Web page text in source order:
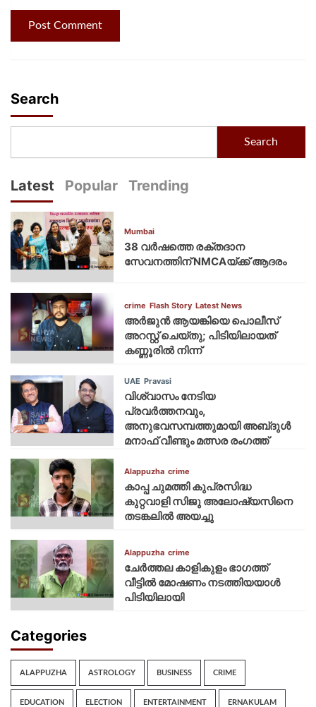
Search
Search
Latest Popular Trending
Mumbai
38 വർഷത്തെ രക്തദാന
സേവനത്തിന് NMCAയ്ക്ക് ആദരം
crime Flash Story Latest News
അർജുൻ ആയങ്കിയെ പൊലീസ്
അറസ്റ്റ് ചെയ്‌തു; പിടിയിലായത്
കണ്ണൂരിൽ നിന്ന്
UAE Pravasi
വിശ്വാസം നേടിയ
പ്രവർത്തനവും,
അനുഭവസമ്പത്തുമായി അബ്‌ദുൾ
മനാഫ് വീണ്ടും മത്സര രംഗത്ത്
Alappuzha crime
കാപ്പ ചുമത്തി കുപ്രസിദ്ധ
കുറ്റവാളി സിജു അലോഷ്യസിനെ
തടങ്കലിൽ അയച്ചു
Alappuzha crime
ചേർത്തല കാളികുളം ഭാഗത്ത്
വീട്ടിൽ മോഷണം നടത്തിയയാൾ
പിടിയിലായി
Categories
ALAPPUZHA ASTROLOGY BUSINESS CRIME
EDUCATION ELECTION ENTERTAINMENT ERNAKULAM